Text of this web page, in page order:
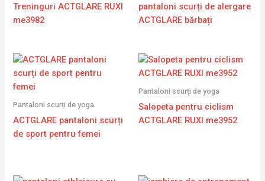
Treninguri ACTGLARE RUXI
me3982
pantaloni scurți de alergare
ACTGLARE bărbați
Pantaloni scurți de yoga
ACTGLARE pantaloni scurți
de sport pentru femei
Pantaloni scurți de yoga
Salopeta pentru ciclism
ACTGLARE RUXI me3952